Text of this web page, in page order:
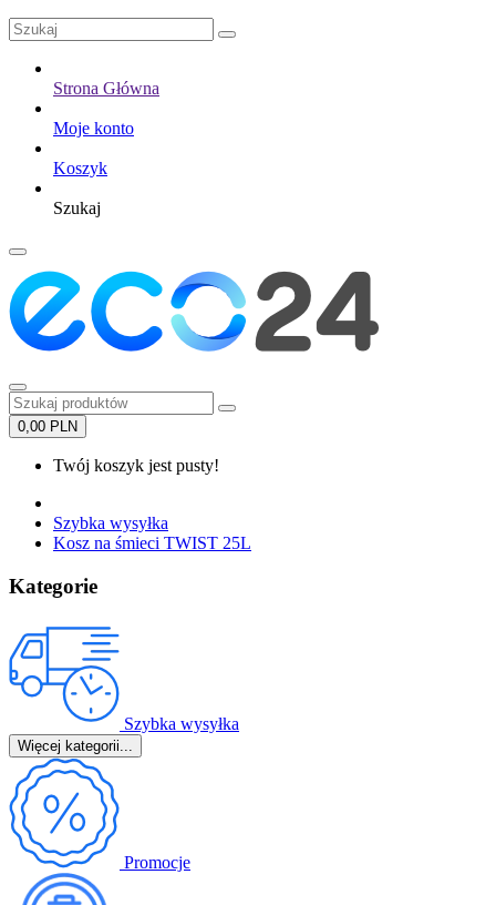
Strona Główna
Moje konto
Koszyk
Szukaj
0,00 PLN
Twój koszyk jest pusty!
Szybka wysyłka
Kosz na śmieci TWIST 25L
Kategorie
Szybka wysyłka
Więcej kategorii...
Promocje